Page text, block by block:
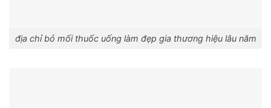
địa chỉ bỏ mối thuốc uống làm đẹp gia thương hiệu lâu năm